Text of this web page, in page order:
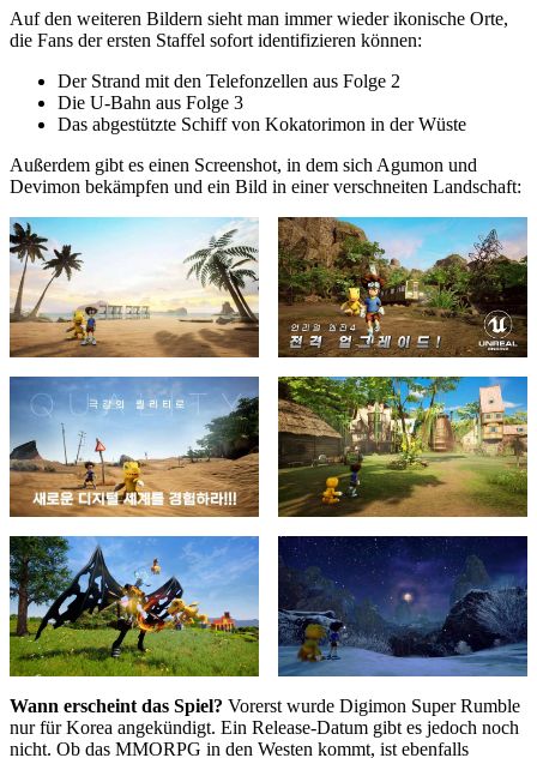
Auf den weiteren Bildern sieht man immer wieder ikonische Orte,
die Fans der ersten Staffel sofort identifizieren können:
Der Strand mit den Telefonzellen aus Folge 2
Die U-Bahn aus Folge 3
Das abgestützte Schiff von Kokatorimon in der Wüste
Außerdem gibt es einen Screenshot, in dem sich Agumon und
Devimon bekämpfen und ein Bild in einer verschneiten Landschaft:
Wann erscheint das Spiel? Vorerst wurde Digimon Super Rumble
nur für Korea angekündigt. Ein Release-Datum gibt es jedoch noch
nicht. Ob das MMORPG in den Westen kommt, ist ebenfalls